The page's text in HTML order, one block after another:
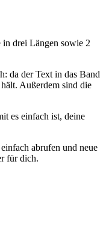
in drei Längen sowie 2
da der Text in das Band
Außerdem sind die
es einfach ist, deine
abrufen und neue
für dich.